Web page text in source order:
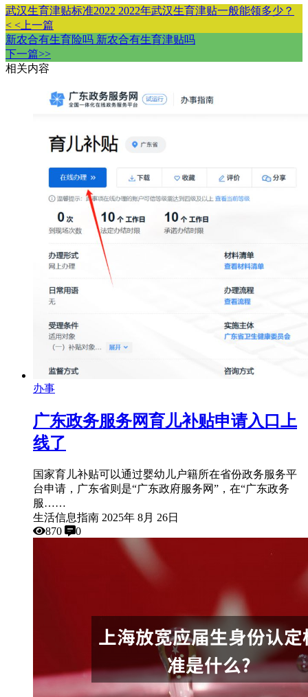
武汉生育津贴标准2022 2022年武汉生育津贴一般能领多少？
< <上一篇
新农合有生育险吗 新农合有生育津贴吗
下一篇>>
相关内容
办事
广东政务服务网育儿补贴申请入口上
线了
国家育儿补贴可以通过婴幼儿户籍所在省份政务服务平
台申请，广东省则是“广东政府服务网”，在“广东政务
服……
生活信息指南 2025年 8月 26日
870
0